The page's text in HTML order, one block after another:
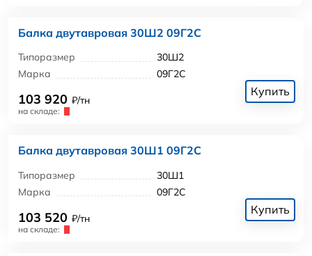
Балка двутавровая 30Ш2 09Г2С
Типоразмер
30Ш2
Марка
09Г2С
103 920 ₽/тн
на складе:
Купить
Балка двутавровая 30Ш1 09Г2С
Типоразмер
30Ш1
Марка
09Г2С
103 520 ₽/тн
на складе:
Купить